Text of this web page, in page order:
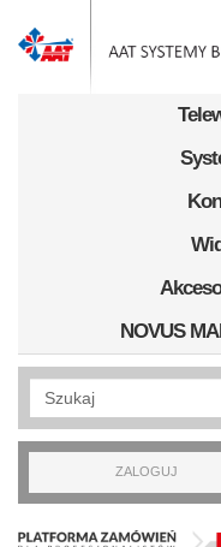
NOVUS
Wyszukiwanie pełnotekstowe
ZALOGUJ